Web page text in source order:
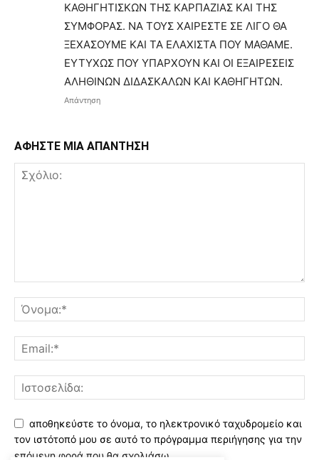
ΚΑΘΗΓΗΤΙΣΚΩΝ ΤΗΣ ΚΑΡΠΑΖΙΑΣ ΚΑΙ ΤΗΣ
ΣΥΜΦΟΡΑΣ. ΝΑ ΤΟΥΣ ΧΑΙΡΕΣΤΕ ΣΕ ΛΙΓΟ ΘΑ
ΞΕΧΑΣΟΥΜΕ ΚΑΙ ΤΑ ΕΛΑΧΙΣΤΑ ΠΟΥ ΜΑΘΑΜΕ.
ΕΥΤΥΧΩΣ ΠΟΥ ΥΠΑΡΧΟΥΝ ΚΑΙ ΟΙ ΕΞΑΙΡΕΣΕΙΣ
ΑΛΗΘΙΝΩΝ ΔΙΔΑΣΚΑΛΩΝ ΚΑΙ ΚΑΘΗΓΗΤΩΝ.
Απάντηση
ΑΦΗΣΤΕ ΜΙΑ ΑΠΑΝΤΗΣΗ
αποθηκεύστε το όνομα, το ηλεκτρονικό ταχυδρομείο και
τον ιστότοπό μου σε αυτό το πρόγραμμα περιήγησης για την
επόμενη φορά που θα σχολιάσω.